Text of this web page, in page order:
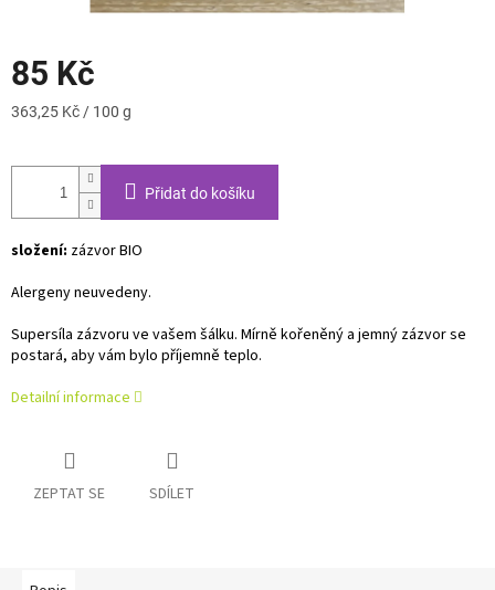
85 Kč
Měrná
363,25 Kč / 100 g
Přidat do košíku
složení: zázvor BIO
Alergeny neuvedeny.
Supersíla zázvoru ve vašem šálku. Mírně kořeněný a jemný zázvor se
postará, aby vám bylo příjemně teplo.
Detailní informace
ZEPTAT SE SDÍLET